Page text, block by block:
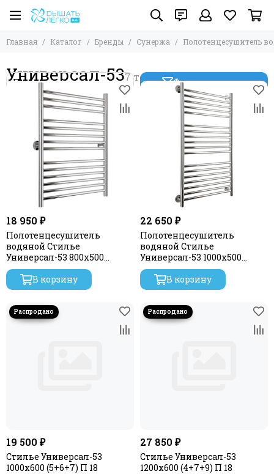
Главная Каталог Бренды Сунержа Полотенцесушитель
Универсал-53 Фильтр товаров
18 950 ₽
Полотенцесушитель
водяной Стилье
Универсал-53 800х500
(3+5+6) П 18
В корзину
22 650 ₽
Полотенцесушитель
водяной Стилье
Универсал-53 1000х500
(5+6+7) П 18
В корзину
19 500 ₽
Стилье Универсал-53
1000х600 (5+6+7) П 18
27 850 ₽
Стилье Универсал-53
1200х600 (4+7+9) П 18